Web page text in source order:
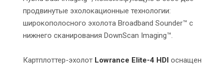
продвинутые эхолокационные технологии:
широкополосного эхолота Broadband Sounder™ с
нижнего сканирования DownScan Imaging™.
Картплоттер-эхолот Lowrance Elite-4 HDI оснащен